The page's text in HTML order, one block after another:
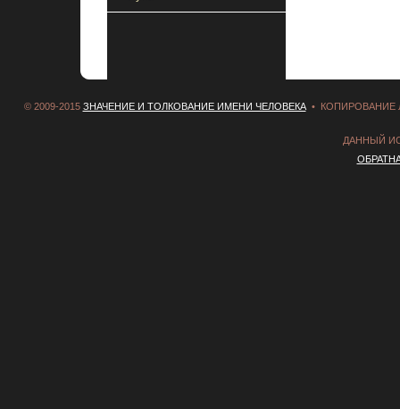
© 2009-2015 ЗНАЧЕНИЕ И ТОЛКОВАНИЕ ИМЕНИ ЧЕЛОВЕКА• КОПИРОВАНИЕ
ДАННЫЙ